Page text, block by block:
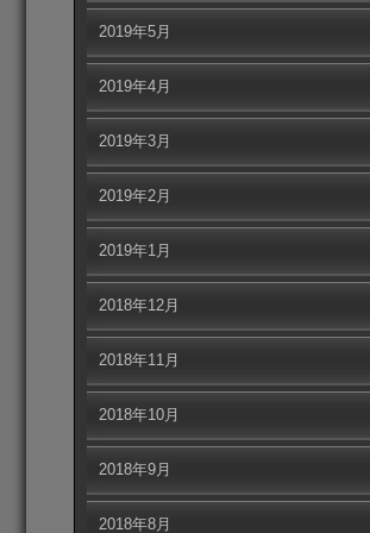
2019年5月
2019年4月
2019年3月
2019年2月
2019年1月
2018年12月
2018年11月
2018年10月
2018年9月
2018年8月